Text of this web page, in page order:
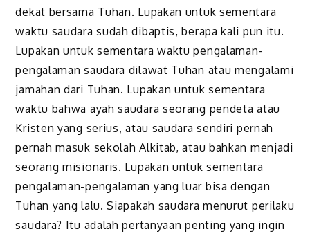
dekat bersama Tuhan. Lupakan untuk sementara
waktu saudara sudah dibaptis, berapa kali pun itu.
Lupakan untuk sementara waktu pengalaman-
pengalaman saudara dilawat Tuhan atau mengalami
jamahan dari Tuhan. Lupakan untuk sementara
waktu bahwa ayah saudara seorang pendeta atau
Kristen yang serius, atau saudara sendiri pernah
pernah masuk sekolah Alkitab, atau bahkan menjadi
seorang misionaris. Lupakan untuk sementara
pengalaman-pengalaman yang luar bisa dengan
Tuhan yang lalu. Siapakah saudara menurut perilaku
saudara? Itu adalah pertanyaan penting yang ingin